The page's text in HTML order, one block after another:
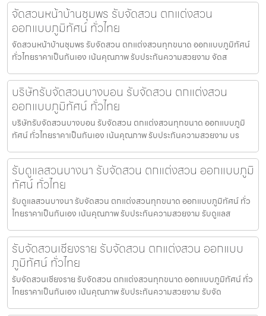
จัดสวนหน้าบ้านชุมพร รับจัดสวน ตกแต่งสวน
ออกแบบภูมิทัศน์ ทั่วไทย
จัดสวนหน้าบ้านชุมพร รับจัดสวน ตกแต่งสวนทุกขนาด ออกแบบภูมิทัศน์
ทั่วไทยราคาเป็นกันเอง เน้นคุณภาพ รับประกันความสวยงาม จัดส
บริษัทรับจัดสวนบางบอน รับจัดสวน ตกแต่งสวน
ออกแบบภูมิทัศน์ ทั่วไทย
บริษัทรับจัดสวนบางบอน รับจัดสวน ตกแต่งสวนทุกขนาด ออกแบบภูมิ
ทัศน์ ทั่วไทยราคาเป็นกันเอง เน้นคุณภาพ รับประกันความสวยงาม บร
รับดูแลสวนบางนา รับจัดสวน ตกแต่งสวน ออกแบบภูมิ
ทัศน์ ทั่วไทย
รับดูแลสวนบางนา รับจัดสวน ตกแต่งสวนทุกขนาด ออกแบบภูมิทัศน์ ทั่ว
ไทยราคาเป็นกันเอง เน้นคุณภาพ รับประกันความสวยงาม รับดูแลส
รับจัดสวนเชียงราย รับจัดสวน ตกแต่งสวน ออกแบบ
ภูมิทัศน์ ทั่วไทย
รับจัดสวนเชียงราย รับจัดสวน ตกแต่งสวนทุกขนาด ออกแบบภูมิทัศน์ ทั่ว
ไทยราคาเป็นกันเอง เน้นคุณภาพ รับประกันความสวยงาม รับจัด